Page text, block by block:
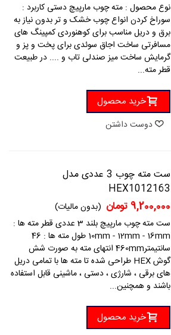
نوع محصول : مته چوب مارپیچ دستی کاربرد :
سوراخ کردن انواع چوب خشک و تر بدون نیاز به
برق و دریل مناسب برای کوهنوردی کمپینگ های
مسافرتی ساخت اجاق سوئدی برای پخت و پز و
گرمایش ساخت میز صندلی تاب و .... در طبیعت
قطر مته...
خرید محصول
دوست داشتن
ست مته چوب 3 عددی مدل
HEX1012163
9,200,000 تومان
(بدون مالیات)
ست مته چوب مارپیچ بلند 3 عددی قطر مته ها :
10mm - 12mm - 16mm طول مته ها : 46
سانتیمتر460mm انتهای مته به صورت شش
گوش HEX طراحی شده تا مته ها با تمامی دریل
های برقی ، شارژی ، دستی ، ماشینی قابل استفاده
باشند و همچنین...
خرید محصول